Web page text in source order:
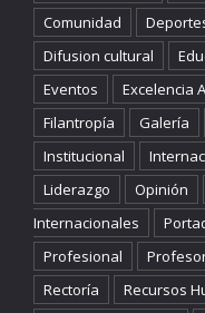
Comunidad
Difusion cultural
Eventos
Excelencia
Filantropía
Galería
Institucional
Liderazgo
Opinión
Internacionales
Profesional
Rectoría
Recursos